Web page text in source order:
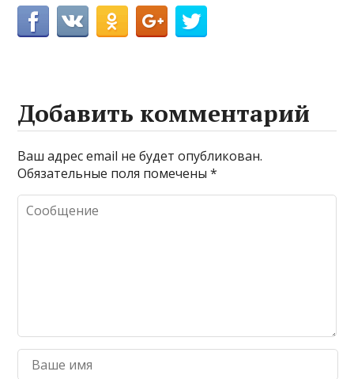
Добавить комментарий
Ваш адрес email не будет опубликован.
Обязательные поля помечены*